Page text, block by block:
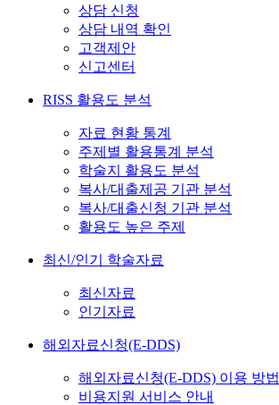
상담 신청
상담 내역 확인
고객제안
신고센터
RISS 활용도 분석
자료 현황 통계
주제별 활용통계 분석
학술지 활용도 분석
복사/대출제공 기관 분석
복사/대출신청 기관 분석
활용도 높은 주제
최신/인기 학술자료
최신자료
인기자료
해외자료신청(E-DDS)
해외자료신청(E-DDS) 이용 방법
비용지원 서비스 안내